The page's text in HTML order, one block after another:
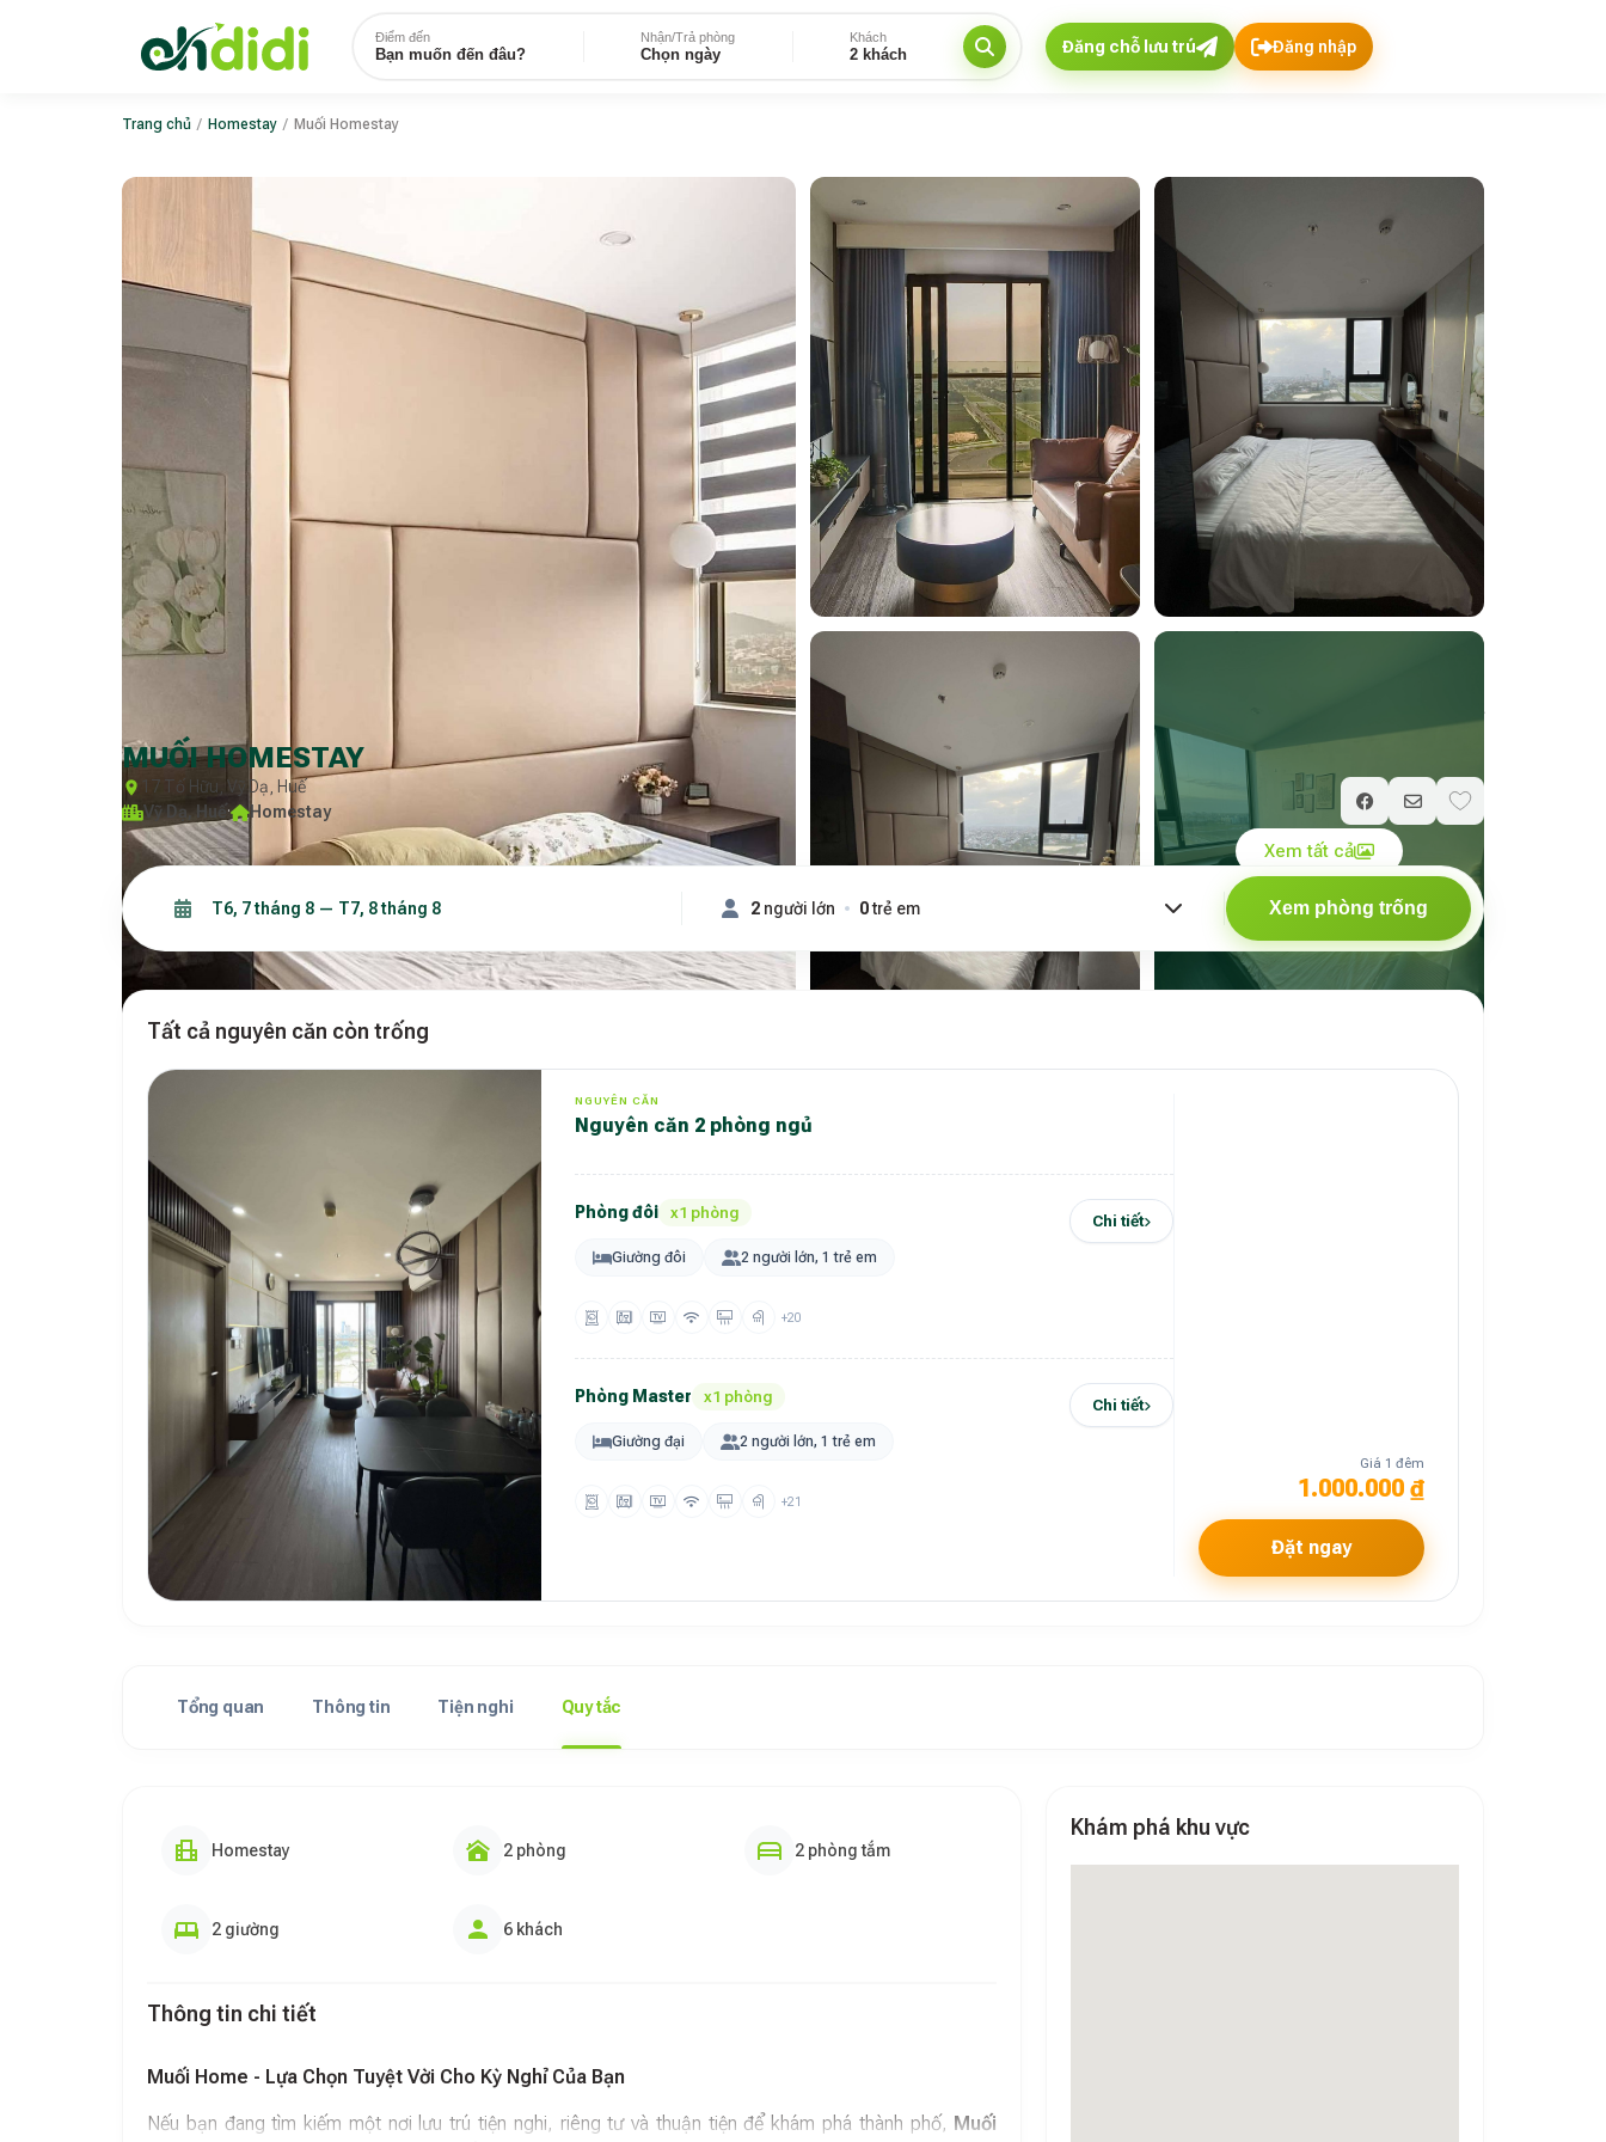
Điểm đến
Bạn muốn đến đâu?
Nhận/Trả phòng
Chọn ngày
Khách
2 khách Đăng chỗ lưu trú Đăng nhập
Trang chủ / Homestay / Muối Homestay
Xem tất cả
MUỐI HOMESTAY
17 Tố Hữu, Vỹ Dạ, Huế
Vỹ Dạ, Huế· Homestay
1.000.000
2 người lớn 0trẻ em Xem phòng trống
Tất cả nguyên căn còn trống
NGUYÊN CĂN
Nguyên căn 2 phòng ngủ
Phòng đôi x1 phòng
Giường đôi 2 người lớn, 1 trẻ em
+20
Chi tiết
Phòng Master x1 phòng
Giường đại 2 người lớn, 1 trẻ em
+21
Chi tiết
Giá 1 đêm
1.000.000 ₫
Đặt ngay
Tổng quan Thông tin Tiện nghi Quy tắc
Homestay 2 phòng 2 phòng tắm
2 giường 6 khách
Thông tin chi tiết
Muối Home - Lựa Chọn Tuyệt Vời Cho Kỳ Nghỉ Của Bạn
Nếu bạn đang tìm kiếm một nơi lưu trú tiện nghi, riêng tư và thuận tiện để khám phá thành phố, Muối
Khám phá khu vực